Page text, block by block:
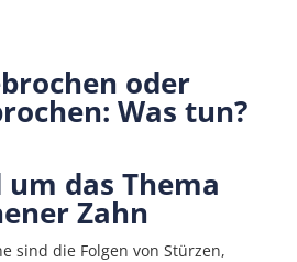
oder
Was tun?
um das Thema
Zahn
sind die Folgen von Stürzen,